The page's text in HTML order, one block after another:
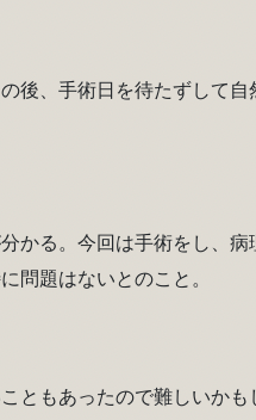
後、手術日を待たずして
かる。今回は手術をし、病
問題はないとのこと。
ともあったので難しいか